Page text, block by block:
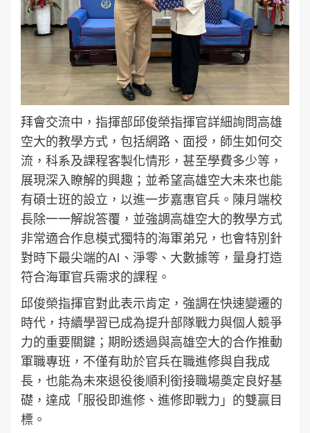
拜會交流中，指揮部邱俊榮指揮官詳細詢問高雄
空大的教學方式，包括網路、面授，師生如何交
流，科系及課程客製化情形，甚至學費多少等，
展現深入瞭解的興趣；並希望高雄空大未來也能
有碩士班的設立，以進一步嘉惠官兵。陳月端校
長除一一解說答覆，並強調高雄空大的教學方式
非常適合作息模式獨特的海軍弟兄，也會特別針
對時下最尖端的AI、淨零、大數據等，量身打造
符合海軍官兵需求的課程。
邱俊榮指揮官對此表示肯定，強調在快速變遷的
時代，持續學習已成為提升部隊戰力與個人競爭
力的重要關鍵；期盼透過與高雄空大的合作推動
軍職專班，不僅有助於官兵在職進修與自我成
長，也能為未來退役後順利銜接職場奠定良好基
礎，達成「服役即進修、進修即戰力」的雙贏目
標。